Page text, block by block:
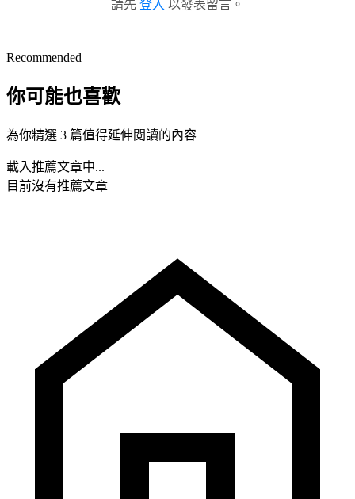
請先 登入 以發表留言。
Recommended
你可能也喜歡
為你精選 3 篇值得延伸閱讀的內容
載入推薦文章中...
目前沒有推薦文章